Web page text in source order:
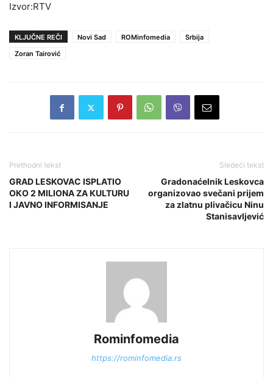
Izvor:RTV
KLJUČNE REČI Novi Sad ROMinfomedia
Srbija
Zoran Tairović
Prethodni tekst
GRAD LESKOVAC ISPLATIO
OКO 2 MILIONA ZA КULTURU
I JAVNO INFORMISANJE
Sledeći tekst
Gradonaćelnik Leskovca
organizovao svečani prijem
za zlatnu plivačicu Ninu
Stanisavljević
Rominfomedia
https://rominfomedia.rs